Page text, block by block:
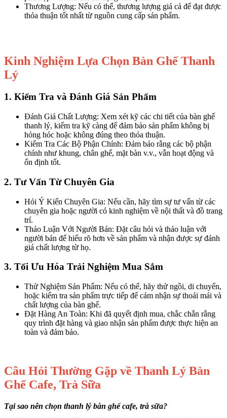
Thương Lượng: Nếu có thể, thương lượng giá cả để đạt được
thỏa thuận tốt nhất từ nguồn cung cấp sản phẩm.
Kinh Nghiệm Lựa Chọn Bàn Ghế Thanh
Lý
1. Kiểm Tra và Đánh Giá Sản Phẩm
Đánh Giá Chất Lượng: Xem xét kỹ các chi tiết của bàn ghế
thanh lý, kiểm tra kỹ càng để đảm bảo sản phẩm không bị
hỏng hóc hoặc không đúng theo thỏa thuận.
Kiểm Tra Các Bộ Phận Chính: Đảm bảo rằng các bộ phận
chính như khung, chân ghế, mặt bàn v.v., vẫn hoạt động và
ổn định tốt.
2. Tư Vấn Từ Chuyên Gia
Hỏi Ý Kiến Chuyên Gia: Nếu cần, hãy tìm sự tư vấn từ các
chuyên gia hoặc người có kinh nghiệm về nội thất và đồ trang
trí.
Thảo Luận Với Người Bán: Đặt câu hỏi và thảo luận với
người bán để hiểu rõ hơn về sản phẩm và nhận được sự đánh
giá chất lượng từ họ.
3. Tối Ưu Hóa Trải Nghiệm Mua Sắm
Thử Nghiệm Sản Phẩm: Nếu có thể, hãy thử ngồi, di chuyển,
hoặc kiểm tra sản phẩm trực tiếp để cảm nhận sự thoải mái và
chất lượng của bàn ghế.
Đặt Hàng An Toàn: Khi đã quyết định mua, chắc chắn rằng
quy trình đặt hàng và giao nhận sản phẩm được thực hiện an
toàn và đảm bảo.
Câu Hỏi Thường Gặp về Thanh Lý Bàn
Ghế Cafe, Trà Sữa
Tại sao nên chọn thanh lý bàn ghế cafe, trà sữa?